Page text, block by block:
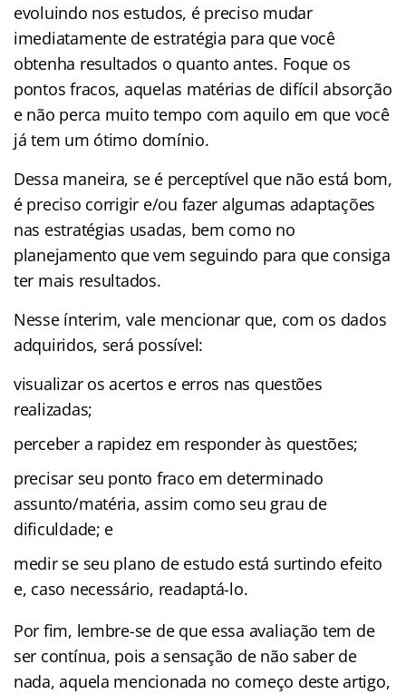
evoluindo nos estudos, é preciso mudar
imediatamente de estratégia para que você
obtenha resultados o quanto antes. Foque os
pontos fracos, aquelas matérias de difícil absorção
e não perca muito tempo com aquilo em que você
já tem um ótimo domínio.
Dessa maneira, se é perceptível que não está bom,
é preciso corrigir e/ou fazer algumas adaptações
nas estratégias usadas, bem como no
planejamento que vem seguindo para que consiga
ter mais resultados.
Nesse ínterim, vale mencionar que, com os dados
adquiridos, será possível:
visualizar os acertos e erros nas questões
realizadas;
perceber a rapidez em responder às questões;
precisar seu ponto fraco em determinado
assunto/matéria, assim como seu grau de
dificuldade; e
medir se seu plano de estudo está surtindo efeito
e, caso necessário, readaptá-lo.
Por fim, lembre-se de que essa avaliação tem de
ser contínua, pois a sensação de não saber de
nada, aquela mencionada no começo deste artigo,